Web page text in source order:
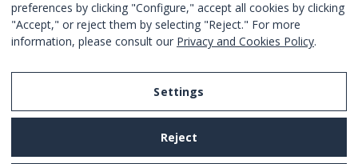
Ik ga akkoord met devoorwaarden en condities.
preferences by clicking "Configure," accept all cookies by clicking
"Accept," or reject them by selecting "Reject." For more
information, please consult our Privacy and Cookies Policy.
Settings
Reject
Legal Notice
Privacy and Cookies Policy